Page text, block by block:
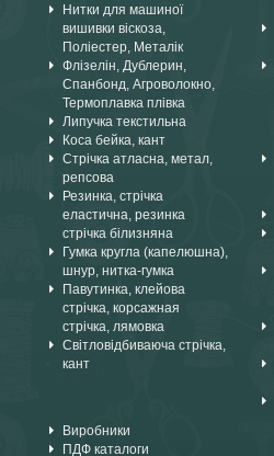
Нитки для машиної
вишивки віскоза,
Поліестер, Металік
Флізелін, Дублерин,
Спанбонд, Агроволокно,
Термоплавка плівка
Липучка текстильна
Коса бейка, кант
Стрічка атласна, метал,
репсова
Резинка, стрічка
еластична, резинка
стрічка білизняна
Гумка кругла (капелюшна),
шнур, нитка-гумка
Павутинка, клейова
стрічка, корсажная
стрічка, лямовка
Світловідбиваюча стрічка,
кант
Виробники
ПДФ каталоги